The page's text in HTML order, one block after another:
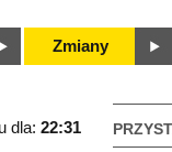
Zmiany
dla: 22:31